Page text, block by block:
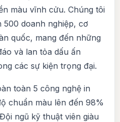
màu vĩnh cửu. Chúng tôi
doanh nghiệp, cơ
quốc, mang đến những
và lan tỏa dấu ấn
các sự kiện trọng đại.
toàn 5 công nghệ in
chuẩn màu lên đến 98%
ngũ kỹ thuật viên giàu